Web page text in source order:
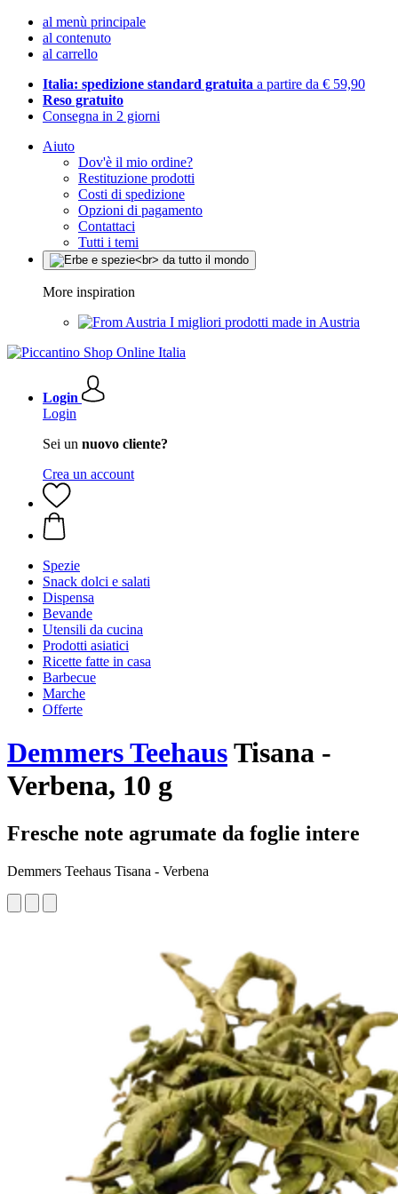
al menù principale
al contenuto
al carrello
Italia: spedizione standard gratuita a partire da € 59,90
Reso gratuito
Consegna in 2 giorni
Aiuto
Dov'è il mio ordine?
Restituzione prodotti
Costi di spedizione
Opzioni di pagamento
Contattaci
Tutti i temi
More inspiration
I migliori prodotti made in Austria
Login
Login
Sei un nuovo cliente?
Crea un account
Spezie
Snack dolci e salati
Dispensa
Bevande
Utensili da cucina
Prodotti asiatici
Ricette fatte in casa
Barbecue
Marche
Offerte
Demmers TeehausTisana -
Verbena, 10 g
Fresche note agrumate da foglie intere
Demmers Teehaus Tisana - Verbena